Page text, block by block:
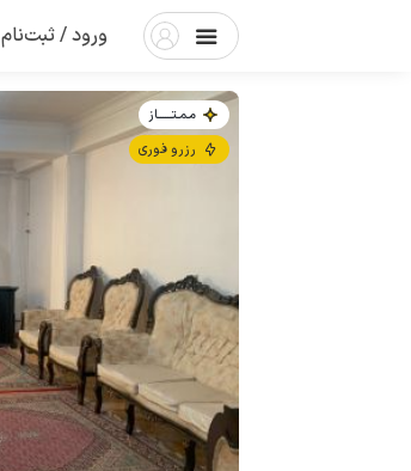
ورود / ثبت‌نام
مـمـتــــــاز
رزرو فوری